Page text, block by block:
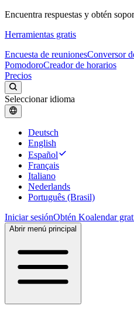
Encuentra respuestas y obtén
Herramientas gratis
Encuesta de reunionesConversor
PomodoroCreador de horarios
Precios
Seleccionar idioma
Deutsch
English
Español
Français
Italiano
Nederlands
Português (Brasil)
Iniciar sesiónObtén Koalendar
Abrir menú principal